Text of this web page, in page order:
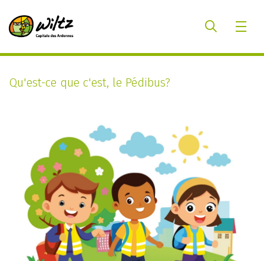
Qu'est-ce que c'est, le Pédibus?